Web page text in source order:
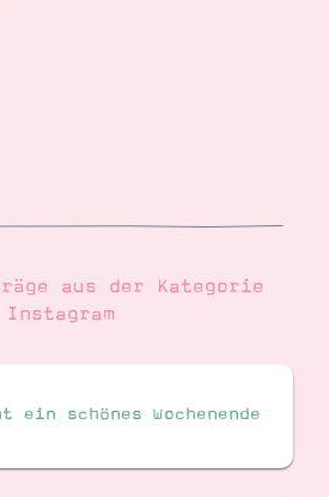
aus der Kategorie
Instagram
ein schönes Wochenende